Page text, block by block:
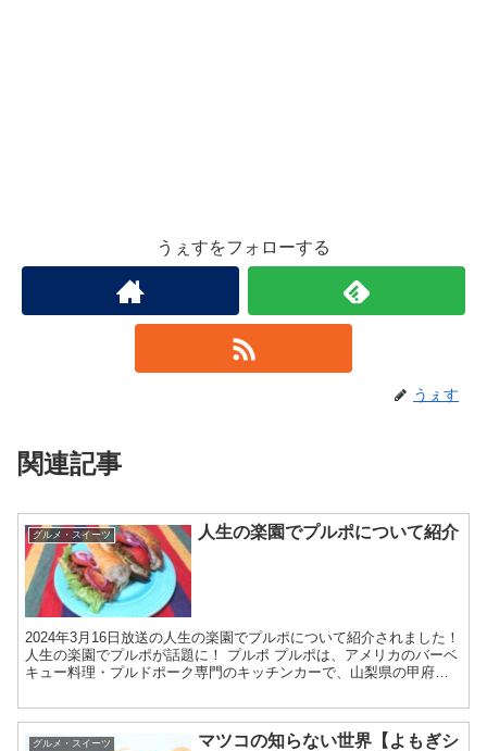
うぇすをフォローする
うぇす
関連記事
グルメ・スイーツ 人生の楽園でプルポについて紹介
2024年3月16日放送の人生の楽園でプルポについて紹介されました！
人生の楽園でプルポが話題に！ プルポ プルポは、アメリカのバーベ
キュー料理・プルドポーク専門のキッチンカーで、山梨県の甲府市
グルメ・スイーツ
マツコの知らない世界【よもぎシ